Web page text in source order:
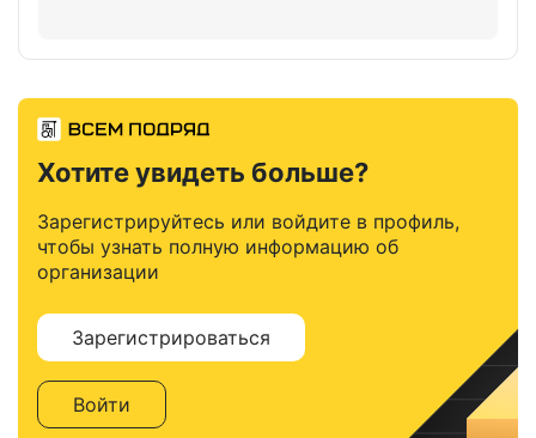
Хотите увидеть больше?
Зарегистрируйтесь или войдите в профиль,
чтобы узнать полную информацию об
организации
Зарегистрироваться
Войти